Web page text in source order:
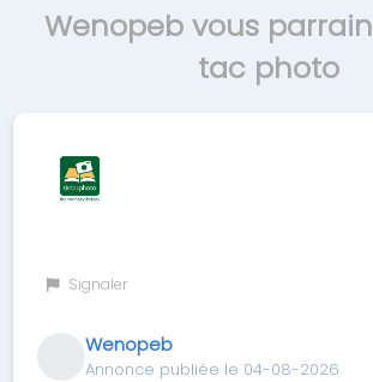
Wenopeb vous
tac photo
Signaler
Wenopeb
Annonce publiée le 04-08-2026